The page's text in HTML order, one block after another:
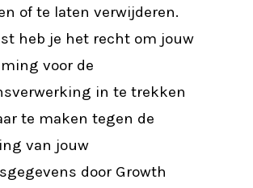
of te laten verwijderen.
heb je het recht om jouw
voor de
in te trekken
te maken tegen de
van jouw
door Growth